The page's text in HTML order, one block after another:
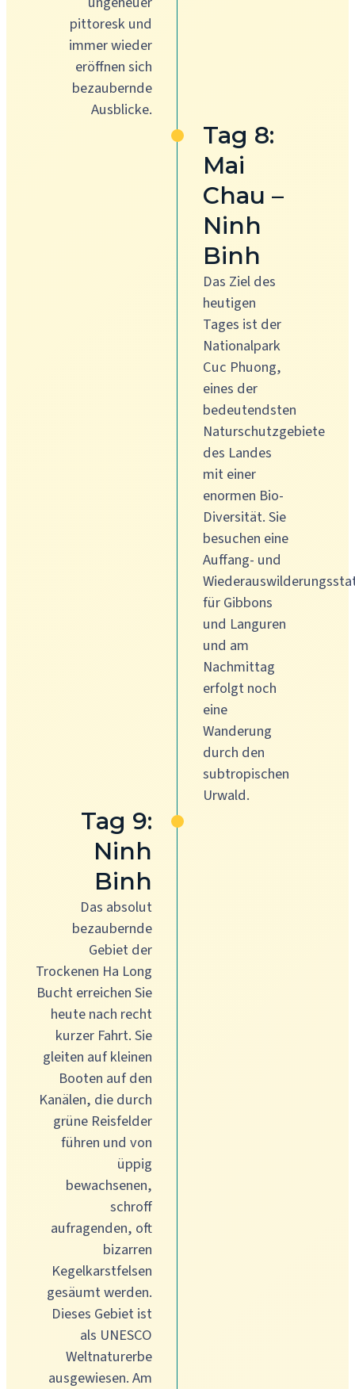
pittoresk und
immer wieder
eröffnen sich
bezaubernde
Ausblicke.
Tag 8:
Mai
Chau –
Ninh
Binh
Das Ziel des
heutigen
Tages ist der
Nationalpark
Cuc Phuong,
eines der
bedeutendsten
Naturschutzgebiete
des Landes
mit einer
enormen Bio-
Diversität. Sie
besuchen eine
Auffang- und
für Gibbons
und Languren
und am
Nachmittag
erfolgt noch
eine
Wanderung
durch den
subtropischen
Urwald.
Tag 9:
Ninh
Binh
Das absolut
bezaubernde
Gebiet der
Trockenen Ha Long
Bucht erreichen Sie
heute nach recht
kurzer Fahrt. Sie
gleiten auf kleinen
Booten auf den
Kanälen, die durch
grüne Reisfelder
führen und von
üppig
bewachsenen,
schroff
aufragenden, oft
bizarren
Kegelkarstfelsen
gesäumt werden.
Dieses Gebiet ist
als UNESCO
Weltnaturerbe
ausgewiesen. Am